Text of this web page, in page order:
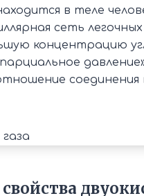
в теле
сеть
концентрацию